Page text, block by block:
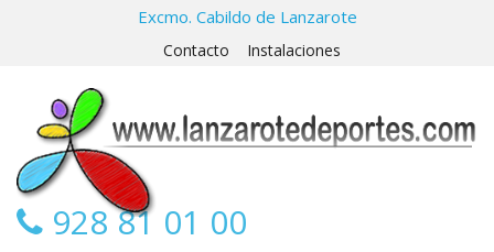
Excmo. Cabildo de Lanzarote
Contacto Instalaciones
928 81 01 00